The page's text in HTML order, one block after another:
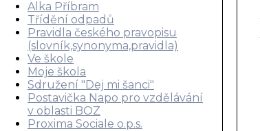
Alka Příbram
Třídění odpadů
Pravidla českého pravopisu
(slovník,synonyma,pravidla)
Ve škole
Moje škola
Sdružení "Dej mi šanci"
Postavička Napo pro vzdělávání
v oblasti BOZ
Proxima Sociale o.p.s.